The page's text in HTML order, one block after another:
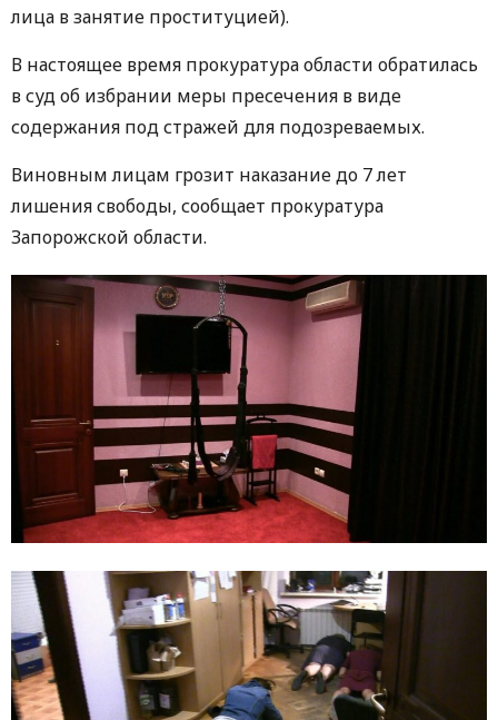
лица в занятие проституцией).
В настоящее время прокуратура области обратилась
в суд об избрании меры пресечения в виде
содержания под стражей для подозреваемых.
Виновным лицам грозит наказание до 7 лет
лишения свободы, сообщает прокуратура
Запорожской области.